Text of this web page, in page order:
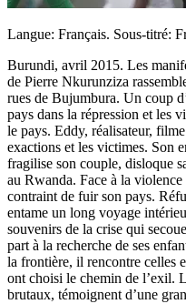
Langue: Français. Sous-titré:
Burundi, avril 2015. Les
de Pierre Nkurunziza
rues de Bujumbura. Un coup
pays dans la répression et les
le pays. Eddy, réalisateur,
exactions et les victimes. Son
fragilise son couple, disloque
au Rwanda. Face à la
contraint de fuir son pays.
entame un long voyage
souvenirs de la crise qui
part à la recherche de ses
la frontière, il rencontre celles
ont choisi le chemin de l’exil.
brutaux, témoignent d’une